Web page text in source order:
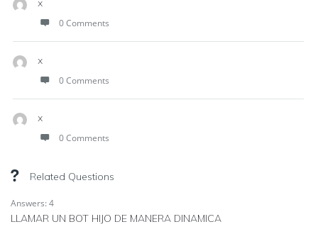
x
0 Comments
x
0 Comments
x
0 Comments
Related Questions
Answers: 4
LLAMAR UN BOT HIJO DE MANERA DINAMICA